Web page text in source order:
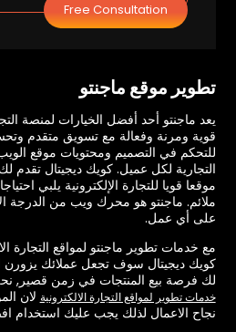
تطوير موقع ماجنتو
يعد ماجنتو أحد أفضل الخيارات لمنصة
قوية ومرنة وفعالة مع تسويق متقدم
للتحكم في التصميم ومحتويات موقع
التجارية لكل عميل. كويك ديجيتال تقدم
موقعا قويا للتجارة الإلكترونية يلبي
ملائم. ماجنتو هو محرك ويب من الدرجة
على أي عمل.
مع خدمات تطوير ماجنتو لمواقع التجارة
كويك ديجيتال سوف تجعل عملائك يزورن
لك فرصة بيع المنتجات في زمن قصير,
خدمات تطوير لمواقع التجارة الالكترونية لان
نجاح الاعمال لذلك يجب عليك استخدام
Free Consultation